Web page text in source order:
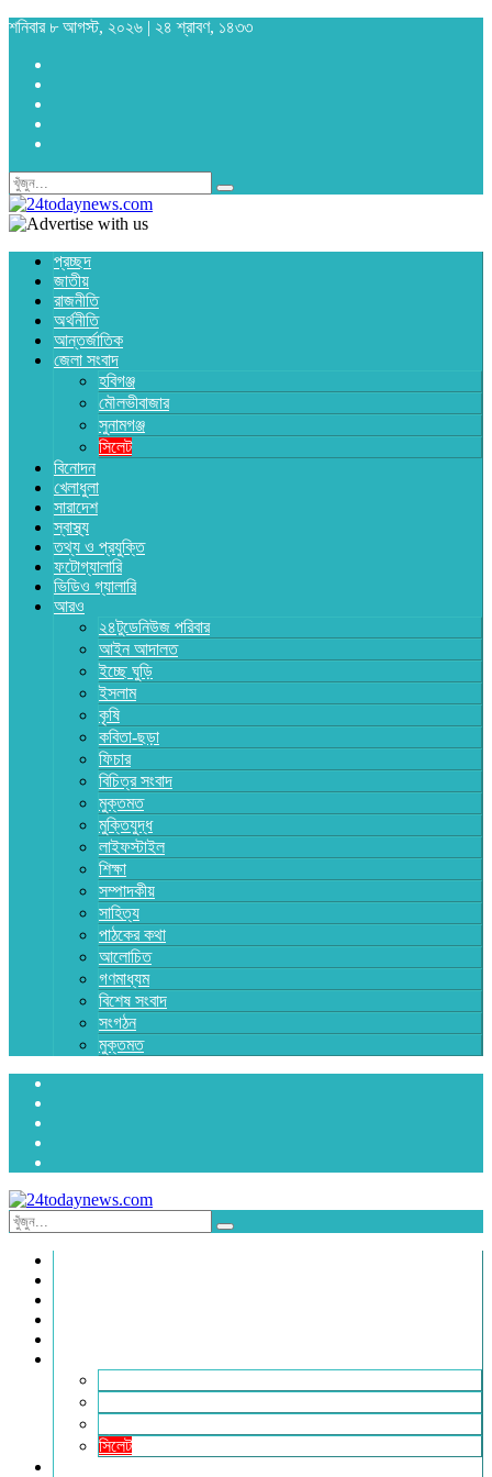
শনিবার ৮ আগস্ট, ২০২৬ | ২৪ শ্রাবণ, ১৪৩৩
প্রচ্ছদ
জাতীয়
রাজনীতি
অর্থনীতি
আন্তর্জাতিক
জেলা সংবাদ
হবিগঞ্জ
মৌলভীবাজার
সুনামগঞ্জ
সিলেট
বিনোদন
খেলাধুলা
সারাদেশ
স্বাস্থ্য
তথ্য ও প্রযুক্তি
ফটোগ্যালারি
ভিডিও গ্যালারি
আরও
২৪টুডেনিউজ পরিবার
আইন আদালত
ইচ্ছে ঘুড়ি
ইসলাম
কৃষি
কবিতা-ছড়া
ফিচার
বিচিত্র সংবাদ
মুক্তমত
মুক্তিযুদ্ধ
লাইফস্টাইল
শিক্ষা
সম্পাদকীয়
সাহিত্য
পাঠকের কথা
আলোচিত
গণমাধ্যম
বিশেষ সংবাদ
সংগঠন
মুক্তমত
সিলেট